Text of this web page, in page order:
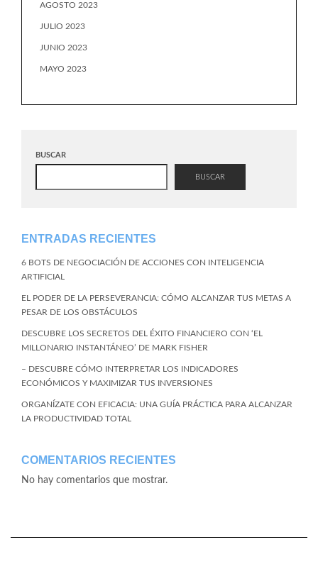
AGOSTO 2023
JULIO 2023
JUNIO 2023
MAYO 2023
BUSCAR
BUSCAR
ENTRADAS RECIENTES
6 BOTS DE NEGOCIACIÓN DE ACCIONES CON INTELIGENCIA
ARTIFICIAL
EL PODER DE LA PERSEVERANCIA: CÓMO ALCANZAR TUS METAS A
PESAR DE LOS OBSTÁCULOS
DESCUBRE LOS SECRETOS DEL ÉXITO FINANCIERO CON ‘EL
MILLONARIO INSTANTÁNEO’ DE MARK FISHER
– DESCUBRE CÓMO INTERPRETAR LOS INDICADORES
ECONÓMICOS Y MAXIMIZAR TUS INVERSIONES
ORGANÍZATE CON EFICACIA: UNA GUÍA PRÁCTICA PARA ALCANZAR
LA PRODUCTIVIDAD TOTAL
COMENTARIOS RECIENTES
No hay comentarios que mostrar.